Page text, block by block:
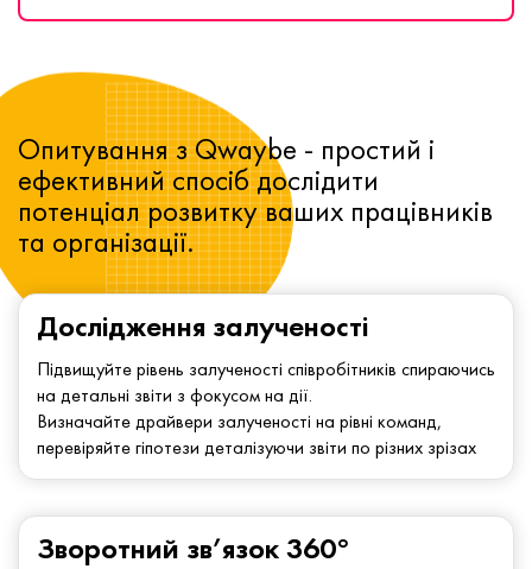
Дослідження залученості
Підвищуйте рівень залученості співробітників спираючись
на детальні звіти з фокусом на дії.
Визначайте драйвери залученості на рівні команд,
перевіряйте гіпотези деталізуючи звіти по різних зрізах
Зворотний зв’язок 360°
Опитування з Qwaybe - простий і
ефективний спосіб дослідити
потенціал розвитку ваших працівників
та організації.